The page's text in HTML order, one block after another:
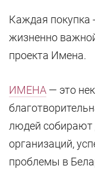
Каждая покупка
жизненно
проекта Имена.
ИМЕНА — это
людей собирают
организаций,
проблемы в